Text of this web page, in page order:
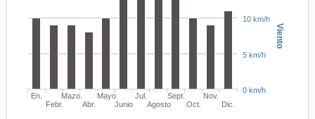
Viento
En.
Febr.
Mazo.
Abr.
Mayo
Junio
Jul.
Agosto
Sept.
Oct.
Nov.
Dic.
0 km/h
5 km/h
10 km/h